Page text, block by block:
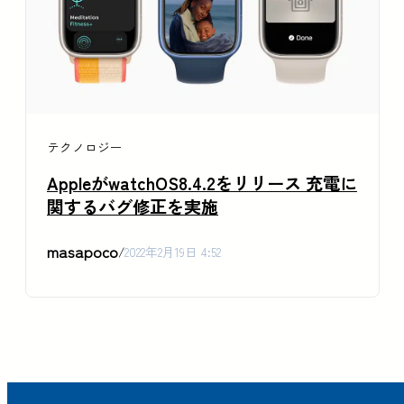
テクノロジー
AppleがwatchOS8.4.2をリリース 充電に
関するバグ修正を実施
masapoco/2022年2月19日 4:52